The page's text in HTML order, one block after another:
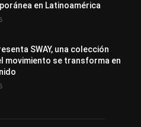
en Latinoamérica
SWAY, una colección
movimiento se transforma en